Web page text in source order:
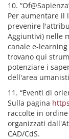
10.
Per aumentare il
prevenire
Aggiuntivi) nelle
canale e-
trovano qui
potenziare i
dell'area
11. “Eventi di
Sulla pagina
raccolte in
organizzati
CAD/CdS.